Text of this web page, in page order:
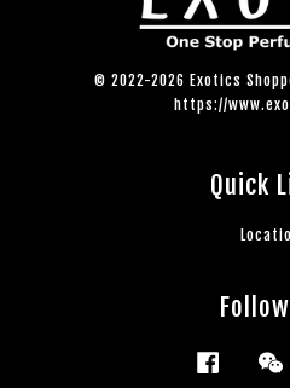
© 2022-2026 Exotics
https://
Quick
Facebook